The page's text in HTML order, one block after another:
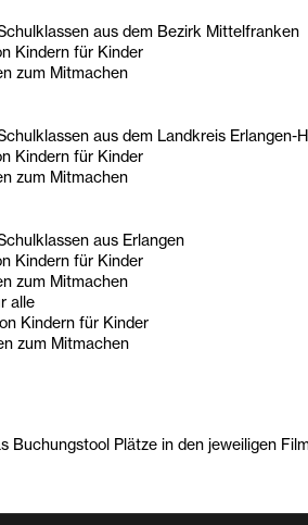
aus dem Bezirk Mittelfranken
Kindern für Kinder
zum Mitmachen
aus dem Landkreis Erlangen-
Kindern für Kinder
zum Mitmachen
aus Erlangen
Kindern für Kinder
zum Mitmachen
alle
Kindern für Kinder
zum Mitmachen
Buchungstool Plätze in den jeweiligen